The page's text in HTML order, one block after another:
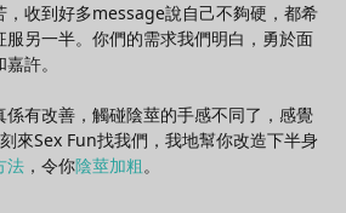
，收到好多message說自己不夠硬，都希
另一半。你們的需求我們明白，勇於面
許。
有改善，觸碰陰莖的手感不同了，感覺
來Sex Fun找我們，我地幫你改造下半身
法 ，令你陰莖加粗。